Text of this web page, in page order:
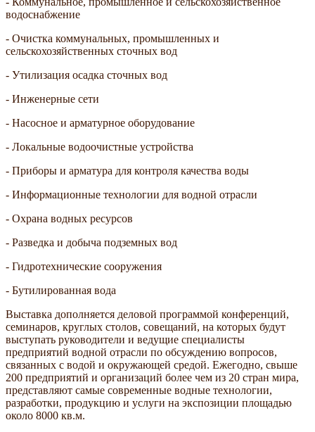
водоснабжение
- Очистка коммунальных, промышленных и
сельскохозяйственных сточных вод
- Утилизация осадка сточных вод
- Инженерные сети
- Насосное и арматурное оборудование
- Локальные водоочистные устройства
- Приборы и арматура для контроля качества воды
- Информационные технологии для водной отрасли
- Охрана водных ресурсов
- Разведка и добыча подземных вод
- Гидротехнические сооружения
- Бутилированная вода
Выставка дополняется деловой программой конференций,
семинаров, круглых столов, совещаний, на которых будут
выступать руководители и ведущие специалисты
предприятий водной отрасли по обсуждению вопросов,
связанных с водой и окружающей средой. Ежегодно, свыше
200 предприятий и организаций более чем из 20 стран мира,
представляют самые современные водные технологии,
разработки, продукцию и услуги на экспозиции площадью
около 8000 кв.м.